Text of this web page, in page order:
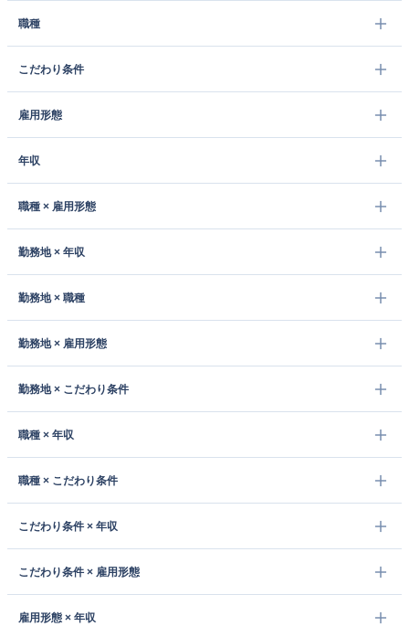
職種
こだわり条件
雇用形態
年収
職種 × 雇用形態
勤務地 × 年収
勤務地 × 職種
勤務地 × 雇用形態
勤務地 × こだわり条件
職種 × 年収
職種 × こだわり条件
こだわり条件 × 年収
こだわり条件 × 雇用形態
雇用形態 × 年収